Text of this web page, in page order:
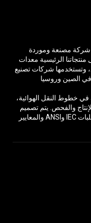
تعد Contune International Corp Limited شركة مصنعة وموردة
الرئيسية معدات
وتستخدمها شركات تصنيع
في الصين وروسيا
في خطوط النقل الهوائية،
والفحص. يتم تصميم
آلات الاختبار لدينا لأغراض مختلفة وفقاً لمتطلبات IEC وANSI والمعايير